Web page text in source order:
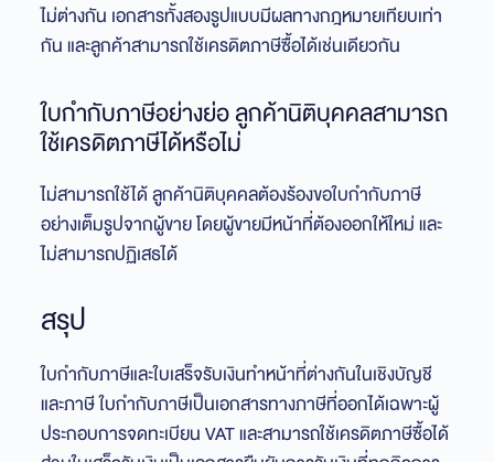
ไม่ต่างกัน เอกสารทั้งสองรูปแบบมีผลทางกฎหมายเทียบเท่า
กัน และลูกค้าสามารถใช้เครดิตภาษีซื้อได้เช่นเดียวกัน
ใบกำกับภาษีอย่างย่อ ลูกค้านิติบุคคลสามารถ
ใช้เครดิตภาษีได้หรือไม่
ไม่สามารถใช้ได้ ลูกค้านิติบุคคลต้องร้องขอใบกำกับภาษี
อย่างเต็มรูปจากผู้ขาย โดยผู้ขายมีหน้าที่ต้องออกให้ใหม่ และ
ไม่สามารถปฏิเสธได้
สรุป
ใบกำกับภาษีและใบเสร็จรับเงินทำหน้าที่ต่างกันในเชิงบัญชี
และภาษี ใบกำกับภาษีเป็นเอกสารทางภาษีที่ออกได้เฉพาะผู้
ประกอบการจดทะเบียน VAT และสามารถใช้เครดิตภาษีซื้อได้